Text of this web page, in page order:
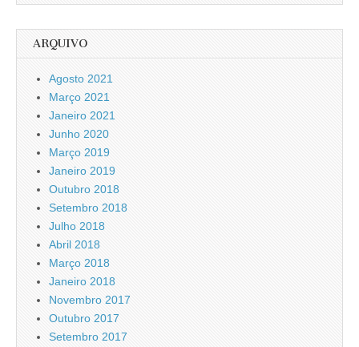
ARQUIVO
Agosto 2021
Março 2021
Janeiro 2021
Junho 2020
Março 2019
Janeiro 2019
Outubro 2018
Setembro 2018
Julho 2018
Abril 2018
Março 2018
Janeiro 2018
Novembro 2017
Outubro 2017
Setembro 2017